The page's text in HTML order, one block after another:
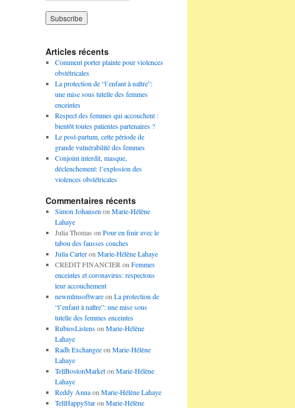
Articles récents
Comment porter plainte pour violences
obstétricales
La protection de “l’enfant à naître”:
une mise sous tutelle des femmes
enceintes
Respect des femmes qui accouchent :
bientôt toutes patientes partenaires ?
Le post-partum, cette période de
grande vulnérabilité des femmes
Conjoint interdit, masque,
déclenchement: l’explosion des
violences obstétricales
Commentaires récents
Simon Johansen on Marie-Hélène
Lahaye
Julia Thomas on Pour en finir avec le
tabou des fausses couches
Julia Carteron Marie-Hélène Lahaye
CREDIT FINANCIER on Femmes
enceintes et coronavirus: respectons
leur accouchement
newmlmsoftwareon La protection de
“l’enfant à naître”: une mise sous
tutelle des femmes enceintes
RubiosListenson Marie-Hélène
Lahaye
Radh Exchangeeon Marie-Hélène
Lahaye
TellBostonMarketon Marie-Hélène
Lahaye
Reddy Annaon Marie-Hélène Lahaye
TellHappyStaron Marie-Hélène